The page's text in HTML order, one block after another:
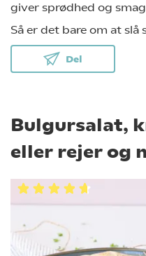
giver sprødhed og
Så er det bare om at
Del
Bulgursalat,
eller rejer og